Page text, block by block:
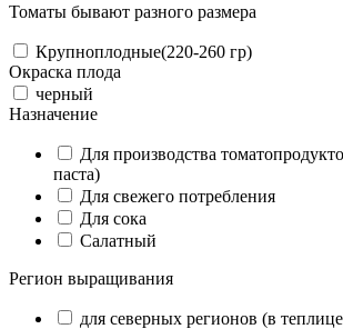
Томаты бывают разного размера
Крупноплодные(220-260 гр)
Окраска плода
черный
Назначение
Для производства
паста)
Для свежего потребления
Для сока
Салатный
Регион выращивания
для северных регионов (в